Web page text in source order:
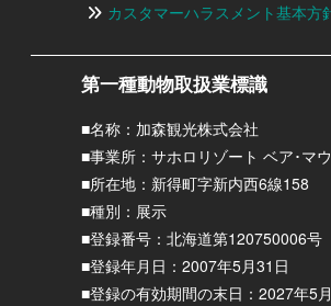
カスタマーハラスメント基本方
第一種動物取扱業標識
■名称：加森観光株式会社
■事業所：サホロリゾート ベア･マ
■所在地：新得町字新内西6線158
■種別：展示
■登録番号：北海道第120750006号
■登録年月日：2007年5月31日
■登録の有効期間の末日：2027年5